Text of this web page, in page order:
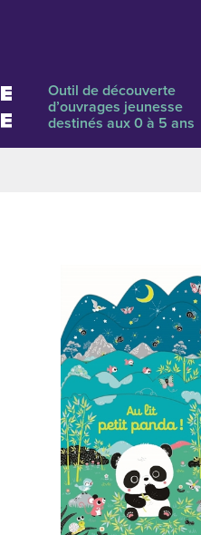
Outil de découverte
d’ouvrages jeunesse
destinés aux 0 à 5 ans